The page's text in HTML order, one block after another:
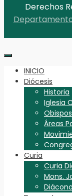
Derechos
INICIO
Diócesis
Historia
Iglesia
Áreas
Curia
Curia
Mons.